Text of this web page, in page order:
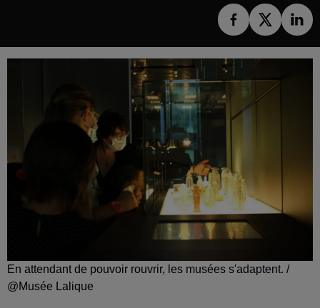
En attendant de pouvoir rouvrir, les musées s'adaptent. /
@Musée Lalique